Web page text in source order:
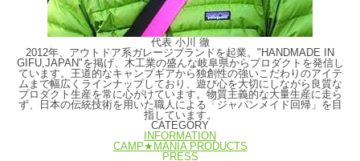
代表 小川 徹
2012年、アウトドア系ガレージブランドを起業。"HANDMADE IN
GIFU,JAPAN"を掲げ、木工業の盛んな岐阜県からプロダクトを発信し
ています。王道的なキャンプギアから独創性の強いこだわりのアイテ
ムまで幅広くラインナップしており、遊び心を大切にしながら良質な
プロダクト生産を常に心がけています。物質主義的な大量生産に走ら
ず、日本の伝統技術を用いた職人による「ジャパンメイド回帰」を目
指しています。
CATEGORY
INFORMATION
CAMP★MANIA PRODUCTS
PRESS